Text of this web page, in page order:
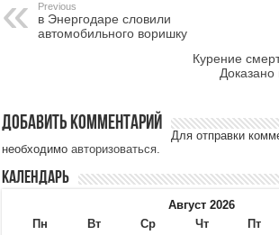
Previous
в Энергодаре словили
автомобильного воришку
Курение
Доказано
Добавить комментарий
Для отправки
необходимоавторизоваться.
Календарь
Август 2026
Пн
Вт Ср Чт Пт